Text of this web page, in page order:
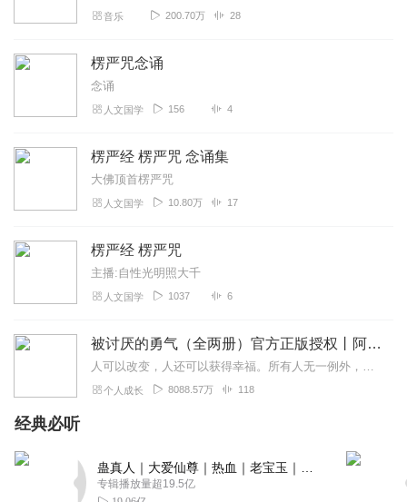
音乐 200.70万 28
楞严咒念诵
念诵
人文国学 156 4
楞严经 楞严咒 念诵集
大佛顶首楞严咒
人文国学 10.80万 17
楞严经 楞严咒
主播:自性光明照大千
人文国学 1037 6
被讨厌的勇气（全两册）官方正版授权丨阿德勒心理学畅销经典｜幸福的勇气
人可以改变，人还可以获得幸福。所有人无一例外，都能如此。——阿德勒心理学一名深陷自卑、无能与不幸福的青年，听到了一名哲人主张的“世界无比单纯，人人都能幸福”便来...
个人成长 8088.57万 118
经典必听
专辑播放量超19.5亿